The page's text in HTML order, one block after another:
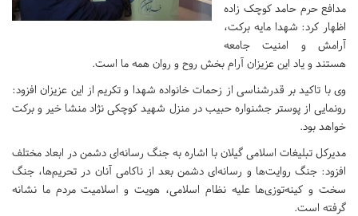
مدافع حرم حامد کوچک زاده
اظهار کرد: شهدا مایه برکت،
آرامش و امنیت جامعه
هستند و یاد این عزیزان آرام بخش روح و روان همه ما است.
وی با تاکید بر قدرشناسی از زحمات خانواده شهدا و تکریم از این عزیزان افزود:
رونمایی از پوستر جشنواره حبیب در منزل شهید کوچکی نژاد منشا خیر و برکت
خواهد بود.
مدیرکل تبلیغات اسلامی گیلان با اشاره به جنگ رسانه‌ای دشمن در ابعاد مختلف
افزود: جنگ روایت‌ها و رسانه‌ای دشمن بعد از ناکامی آنان در تحریم‌ها، جنگ
سخت و کینه‌توزی‌ها علیه نظام اسلامی، هویت و اسلامیت مردم ما نشانه
گرفته است.